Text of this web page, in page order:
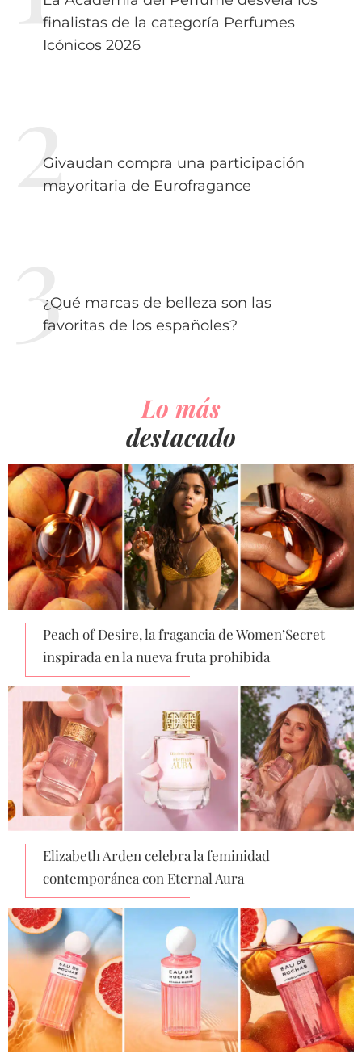
finalistas de la categoría Perfumes
Icónicos 2026
Givaudan compra una participación
mayoritaria de Eurofragance
¿Qué marcas de belleza son las
favoritas de los españoles?
Lo más
destacado
Peach of Desire, la fragancia de Women’Secret
inspirada en la nueva fruta prohibida
Elizabeth Arden celebra la feminidad
contemporánea con Eternal Aura